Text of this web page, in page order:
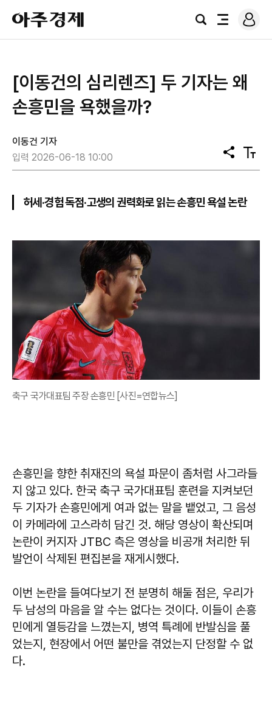
아
주
경
검
전
로
그
[이동건의 심리렌즈] 두 기자는 왜
손흥민을 욕했을까?
이동건 기자
입력 2026-06-18 10:00
공
유
텍
스
허세·경험 독점·고생의 권력화로 읽는 손흥민 욕설 논란
축구 국가대표팀 주장 손흥민 [사진=연합뉴스]
손흥민을 향한 취재진의 욕설 파문이 좀처럼 사그라들
지 않고 있다. 한국 축구 국가대표팀 훈련을 지켜보던
두 기자가 손흥민에게 여과 없는 말을 뱉었고, 그 음성
이 카메라에 고스라히 담긴 것. 해당 영상이 확산되며
논란이 커지자 JTBC 측은 영상을 비공개 처리한 뒤
발언이 삭제된 편집본을 재게시했다.
이번 논란을 들여다보기 전 분명히 해둘 점은, 우리가
두 남성의 마음을 알 수는 없다는 것이다. 이들이 손흥
민에게 열등감을 느꼈는지, 병역 특례에 반발심을 풀
었는지, 현장에서 어떤 불만을 겪었는지 단정할 수 없
다.